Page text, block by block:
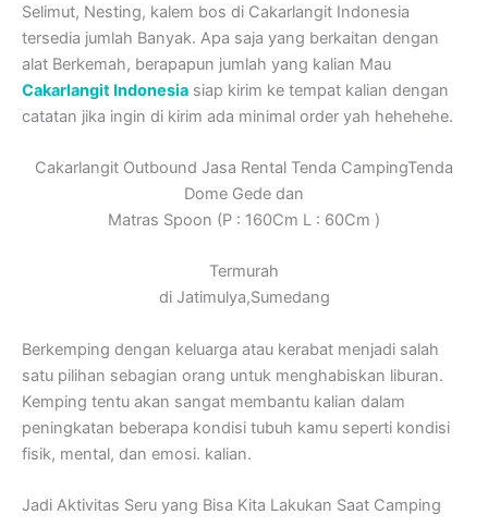
Selimut, Nesting, kalem bos di Cakarlangit Indonesia
tersedia jumlah Banyak. Apa saja yang berkaitan dengan
alat Berkemah, berapapun jumlah yang kalian Mau
Cakarlangit Indonesia siap kirim ke tempat kalian dengan
catatan jika ingin di kirim ada minimal order yah hehehehe.
Cakarlangit Outbound Jasa Rental Tenda CampingTenda
Dome Gede dan
Matras Spoon (P : 160Cm L : 60Cm )
Termurah
di Jatimulya,Sumedang
Berkemping dengan keluarga atau kerabat menjadi salah
satu pilihan sebagian orang untuk menghabiskan liburan.
Kemping tentu akan sangat membantu kalian dalam
peningkatan beberapa kondisi tubuh kamu seperti kondisi
fisik, mental, dan emosi. kalian.
Jadi Aktivitas Seru yang Bisa Kita Lakukan Saat Camping